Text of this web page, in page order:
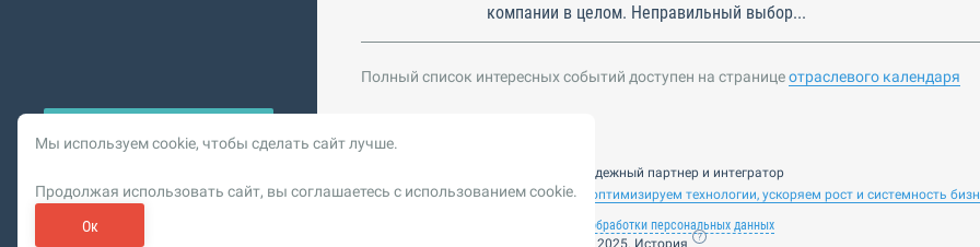
Реклама. ООО «РОМБИТ»
компании в целом. Неправильный выбор...
Полный список интересных событий доступен на страницеотраслевого календаря
© 2026 Vysotskiy consulting — ваш надежный партнер и интегратор
Цифровизация, BIM, ИИ. Внедряем и оптимизируем технологии, ускоряем рост и системность
Политика обработки персональных данных
Обновление от 14 ноября 2025. История
Мы используем cookie, чтобы сделать сайт лучше.
Продолжая использовать сайт, вы соглашаетесь с использованием cookie.
Ок